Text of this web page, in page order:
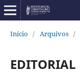
Início / Arquivos /
EDITORIAL